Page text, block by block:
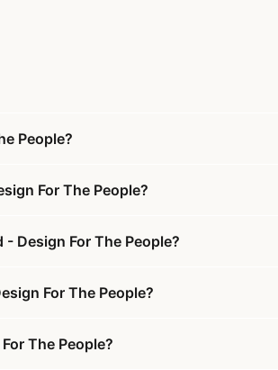
People?
For The People?
Design For The People?
For The People?
The People?